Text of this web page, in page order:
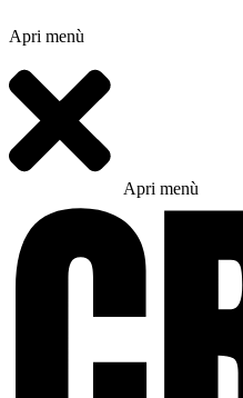
Apri menù
Apri menù